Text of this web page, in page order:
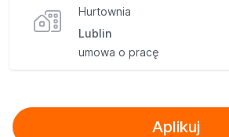
Hurtownia
Lublin
umowa o pracę
Aplikuj